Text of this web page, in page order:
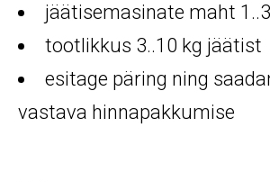
jäätisemasinate maht
tootlikkus 3..10 kg
esitage päring ning
vastava hinnapakkumise